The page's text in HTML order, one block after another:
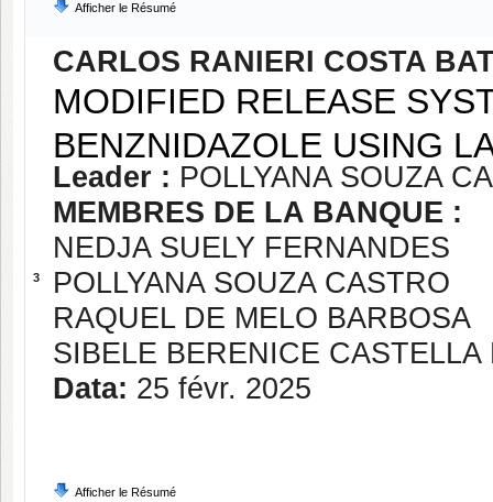
Afficher le Résumé
3
CARLOS RANIERI COSTA
MODIFIED RELEASE
BENZNIDAZOLE USING
Leader : POLLYANA SOUZA
MEMBRES DE LA BANQUE :
NEDJA SUELY FERNANDES
POLLYANA SOUZA CASTRO
RAQUEL DE MELO BARBOSA
SIBELE BERENICE CASTELLA
Data: 25 févr. 2025
Afficher le Résumé